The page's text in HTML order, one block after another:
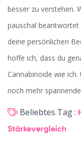
besser zu verstehen.
pauschal
deine persönlichen
hoffe ich, dass du
Cannabinoide wie
noch mehr
Beliebtes Tag :
Stärkevergleich